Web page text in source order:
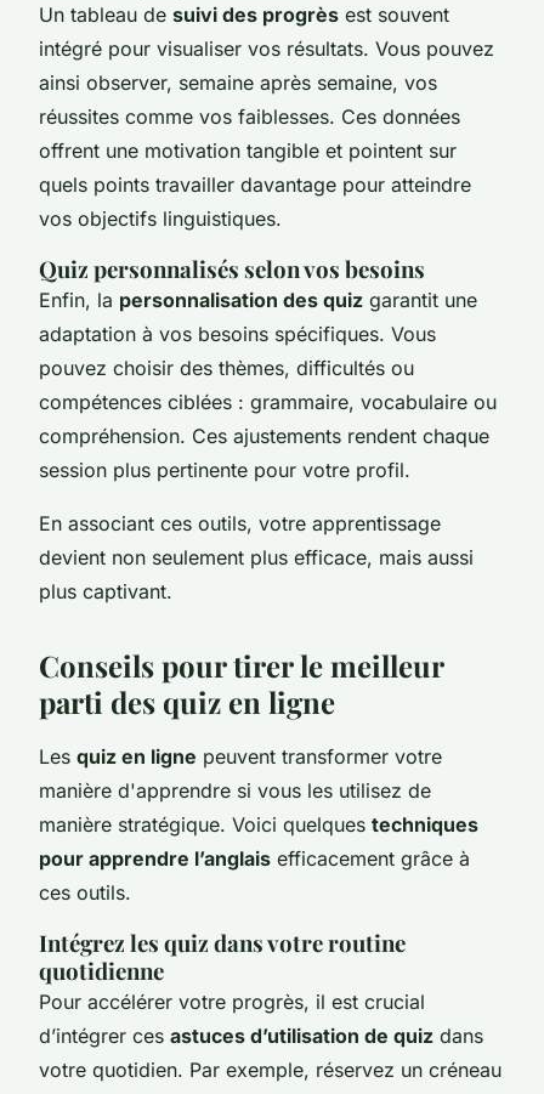
Un tableau de suivi des progrès est souvent
intégré pour visualiser vos résultats. Vous pouvez
ainsi observer, semaine après semaine, vos
réussites comme vos faiblesses. Ces données
offrent une motivation tangible et pointent sur
quels points travailler davantage pour atteindre
vos objectifs linguistiques.
Quiz personnalisés selon vos besoins
Enfin, la personnalisation des quiz garantit une
adaptation à vos besoins spécifiques. Vous
pouvez choisir des thèmes, difficultés ou
compétences ciblées : grammaire, vocabulaire ou
compréhension. Ces ajustements rendent chaque
session plus pertinente pour votre profil.
En associant ces outils, votre apprentissage
devient non seulement plus efficace, mais aussi
plus captivant.
Conseils pour tirer le meilleur
parti des quiz en ligne
Les quiz en ligne peuvent transformer votre
manière d'apprendre si vous les utilisez de
manière stratégique. Voici quelques techniques
pour apprendre l’anglais efficacement grâce à
ces outils.
Intégrez les quiz dans votre routine
quotidienne
Pour accélérer votre progrès, il est crucial
d’intégrer ces astuces d’utilisation de quiz dans
votre quotidien. Par exemple, réservez un créneau